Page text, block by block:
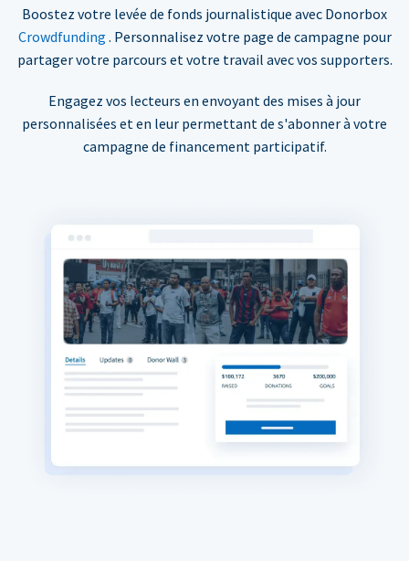
Boostez votre levée de fonds journalistique avec Donorbox
Crowdfunding . Personnalisez votre page de campagne pour
partager votre parcours et votre travail avec vos supporters.
Engagez vos lecteurs en envoyant des mises à jour
personnalisées et en leur permettant de s'abonner à votre
campagne de financement participatif.